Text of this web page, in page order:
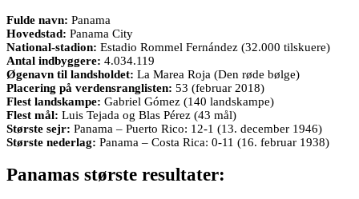
Fulde navn: Panama
Hovedstad: Panama City
National-stadion: Estadio Rommel Fernández (32.000 tilskuere)
Antal indbyggere: 4.034.119
Øgenavn til landsholdet: La Marea Roja (Den røde bølge)
Placering på verdensranglisten: 53 (februar 2018)
Flest landskampe: Gabriel Gómez (140 landskampe)
Flest mål: Luis Tejada og Blas Pérez (43 mål)
Største sejr: Panama – Puerto Rico: 12-1 (13. december 1946)
Største nederlag: Panama – Costa Rica: 0-11 (16. februar 1938)
Panamas største resultater: